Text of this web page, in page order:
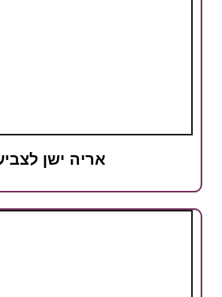
אריה ישן לצביעה